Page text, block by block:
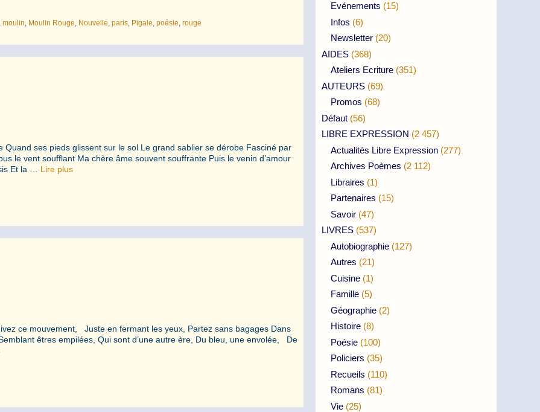
,moulin, Moulin Rouge, Nouvelle,paris, Pigale,poésie,rouge
Quand ses pieds glissent sur le sol Le grand sablier se dérobe Fasciné par
le vent soufflant Ma chère âme souvent souffrante Puis le venin d’amour
Et la … Lire plus
ce mouvement, Juste en fermant les yeux, Partez sans bagages Dans
êtres empilées, Qui sont d’une autre ère, Du bleu, une envolée, De
Evénements (15)
Infos (6)
Newsletter (20)
AIDES (368)
Ateliers Ecriture (351)
AUTEURS (69)
Promos (68)
Défaut (56)
LIBRE EXPRESSION (2 457)
Actualités Libre Expression (277)
Archives Poèmes (2 112)
Libraires (1)
Partenaires (15)
Savoir (47)
LIVRES (537)
Autobiographie (127)
Autres (21)
Cuisine (1)
Famille (5)
Géographie (2)
Histoire (8)
Poésie (100)
Policiers (35)
Recueils (110)
Romans (81)
Vie (25)